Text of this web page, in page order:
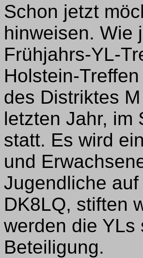
Schon jetzt
hinweisen. Wie
Frühjahrs-YL-
Holstein-
des Distriktes
letzten Jahr, im
statt. Es wird
und
Jugendliche
DK8LQ, stiften
werden die YLs
Beteiligung.